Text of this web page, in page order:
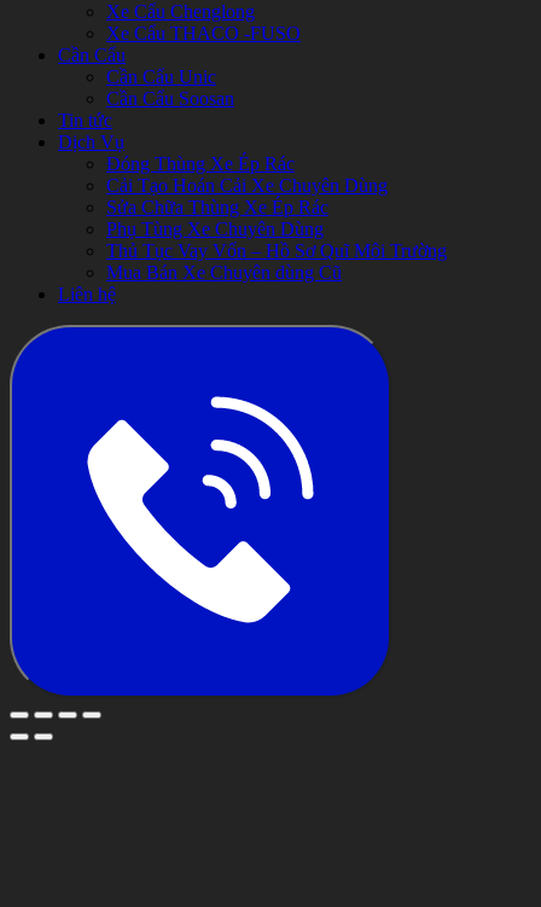
Xe Cẩu Chenglong
Xe Cẩu THACO -FUSO
Cần Cẩu
Cần Cẩu Unic
Cần Cẩu Soosan
Tin tức
Dịch Vụ
Đóng Thùng Xe Ép Rác
Cải Tạo Hoán Cải Xe Chuyên Dùng
Sửa Chữa Thùng Xe Ép Rác
Phụ Tùng Xe Chuyên Dùng
Thủ Tục Vay Vốn – Hồ Sơ Quĩ Môi Trường
Mua Bán Xe Chuyên dùng Cũ
Liên hệ